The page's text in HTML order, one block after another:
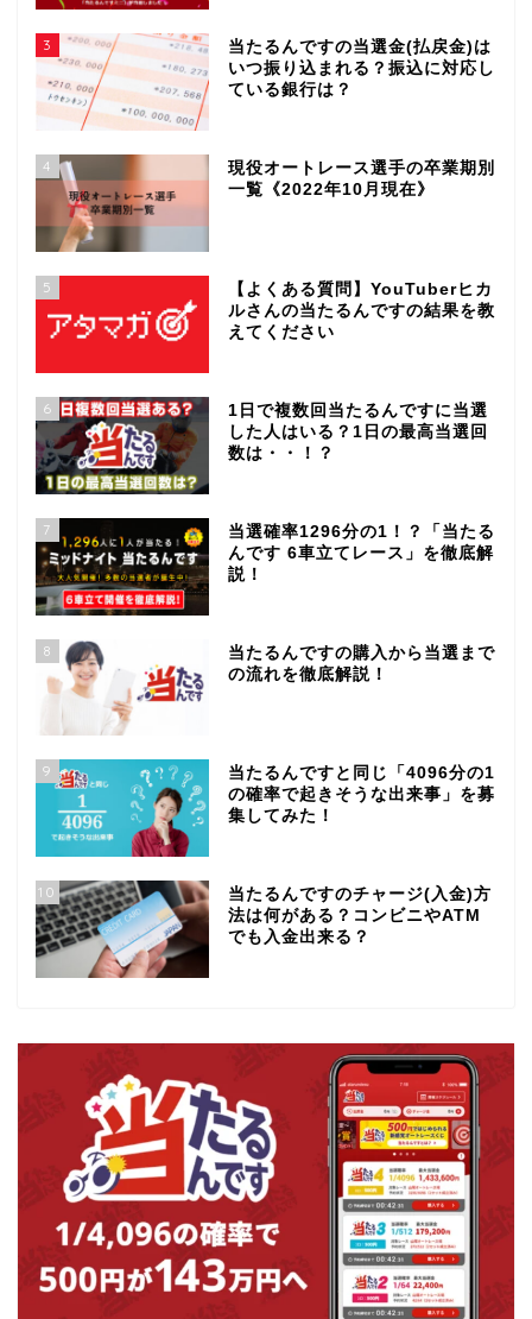
3
当たるんですの当選金(払戻金)は
いつ振り込まれる？振込に対応し
ている銀行は？
4
現役オートレース選手の卒業期別
一覧《2022年10月現在》
5
【よくある質問】YouTuberヒカ
ルさんの当たるんですの結果を教
えてください
6
1日で複数回当たるんですに当選
した人はいる？1日の最高当選回
数は・・！？
7
当選確率1296分の1！？「当たる
んです 6車立てレース」を徹底解
説！
8
当たるんですの購入から当選まで
の流れを徹底解説！
9
当たるんですと同じ「4096分の1
の確率で起きそうな出来事」を募
集してみた！
10
当たるんですのチャージ(入金)方
法は何がある？コンビニやATM
でも入金出来る？